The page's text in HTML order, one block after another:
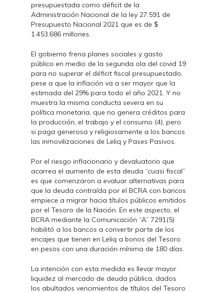
presupuestada como déficit de la
Administración Nacional de la ley 27.591 de
Presupuesto Nacional 2021 que es de $
1.453.686 millones.
El gobierno frena planes sociales y gasto
público en medio de la segunda ola del covid 19
para no superar el déficit fiscal presupuestado,
pese a que la inflación va a ser mayor que la
estimada del 29% para todo el año 2021. Y no
muestra la misma conducta severa en su
política monetaria, que no genera créditos para
la producción, el trabajo y el consumo (4), pero
si paga generosa y religiosamente a los bancos
las inmovilizaciones de Leliq y Pases Pasivos.
Por el riesgo inflacionario y devaluatorio que
acarrea el aumento de esta deuda “cuasi fiscal”
es que comenzaron a evaluar alternativas para
que la deuda contraída por el BCRA con bancos
empiece a migrar hacia títulos públicos emitidos
por el Tesoro de la Nación. En este aspecto, el
BCRA mediante la Comunicación “A” 7291(5)
habilitó a los bancos a convertir parte de los
encajes que tienen en Leliq a bonos del Tesoro
en pesos con una duración mínima de 180 días.
La intención con esta medida es llevar mayor
liquidez al mercado de deuda pública, dados
los abultados vencimientos de títulos del Tesoro